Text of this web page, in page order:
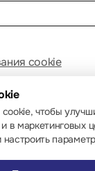
cookie
© 2013 – 2026 ECOM
чтобы
в маркетинговых
настроить